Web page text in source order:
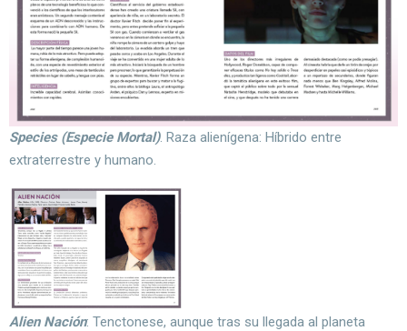
Species (Especie Mortal). Raza alienígena: Híbrido entre
extraterrestre y humano.
Alien Nación: Tenctonese, aunque tras su llegada al planeta